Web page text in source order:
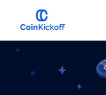
içeriğe
atlaCOIN
BAŞLAMA